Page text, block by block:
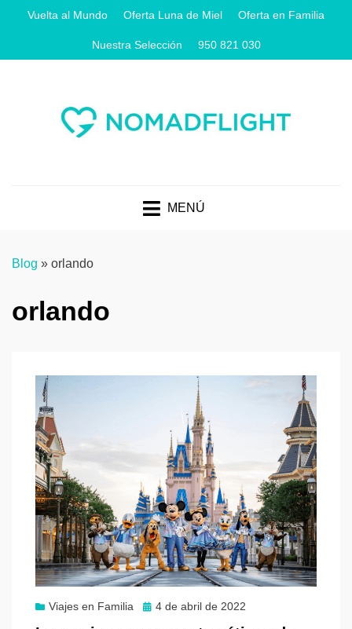
Vuelta al Mundo Oferta Luna de Miel Oferta en Familia
Nuestra Selección 950 821 030
MENÚ
Blog » orlando
orlando
Viajes en Familia
Publicado
4 de abril de 2022